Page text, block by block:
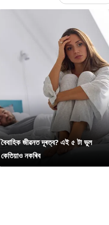
বৈবাহিক জীৱনত দূৰত্ব? এই ৫ টা ভুল
কেতিয়াও নকৰিব